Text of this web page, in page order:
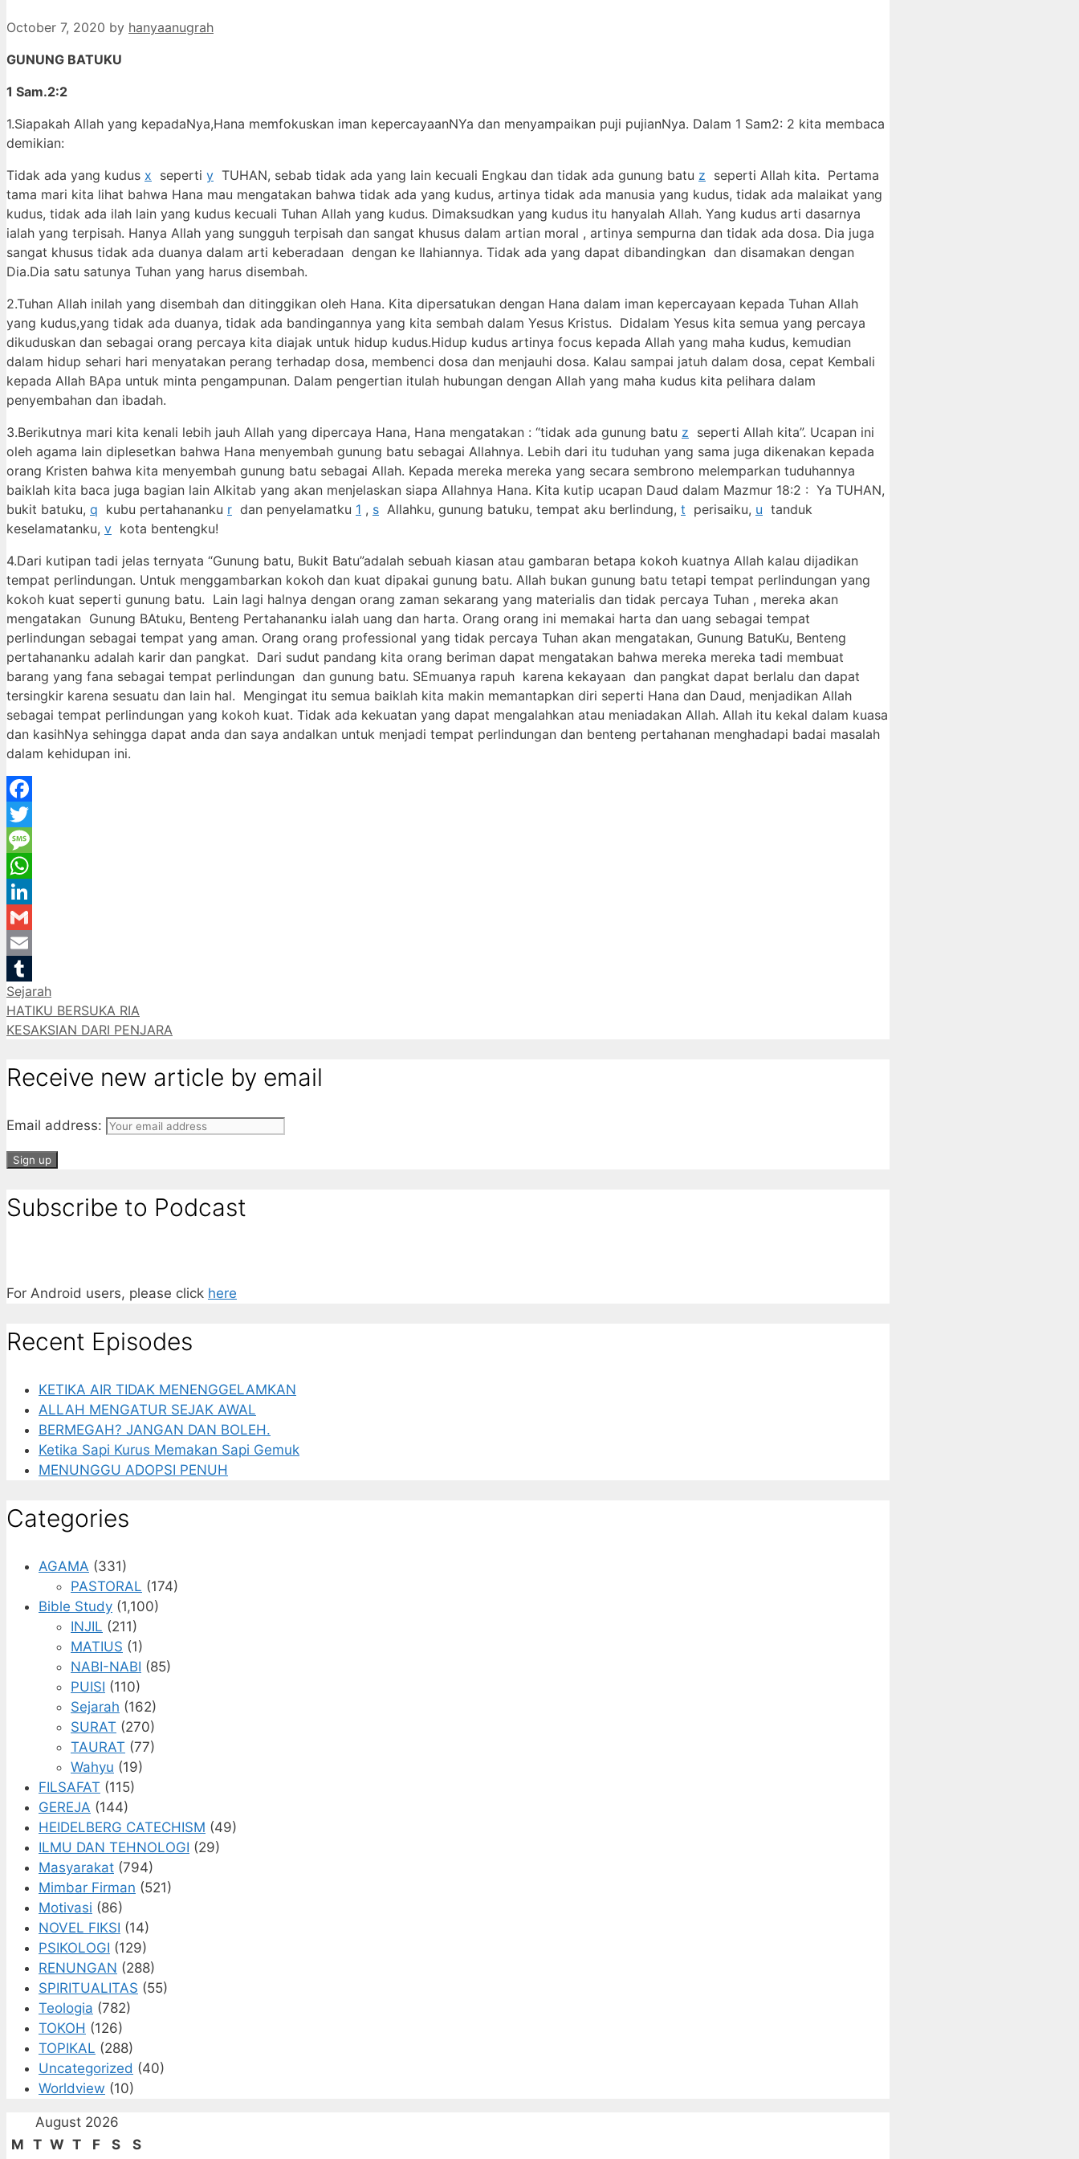
October 7, 2020 by hanyaanugrah
GUNUNG BATUKU
1 Sam.2:2
1.Siapakah Allah yang kepadaNya,Hana memfokuskan iman kepercayaanNYa dan menyampaikan puji pujianNya. Dalam 1 Sam2: 2 kita membaca
demikian:
Tidak ada yang kudus x seperti y TUHAN, sebab tidak ada yang lain kecuali Engkau dan tidak ada gunung batu z seperti Allah kita. Pertama
tama mari kita lihat bahwa Hana mau mengatakan bahwa tidak ada yang kudus, artinya tidak ada manusia yang kudus, tidak ada malaikat yang
kudus, tidak ada ilah lain yang kudus kecuali Tuhan Allah yang kudus. Dimaksudkan yang kudus itu hanyalah Allah. Yang kudus arti dasarnya
ialah yang terpisah. Hanya Allah yang sungguh terpisah dan sangat khusus dalam artian moral , artinya sempurna dan tidak ada dosa. Dia juga
sangat khusus tidak ada duanya dalam arti keberadaan dengan ke Ilahiannya. Tidak ada yang dapat dibandingkan dan disamakan dengan
Dia.Dia satu satunya Tuhan yang harus disembah.
2.Tuhan Allah inilah yang disembah dan ditinggikan oleh Hana. Kita dipersatukan dengan Hana dalam iman kepercayaan kepada Tuhan Allah
yang kudus,yang tidak ada duanya, tidak ada bandingannya yang kita sembah dalam Yesus Kristus. Didalam Yesus kita semua yang percaya
dikuduskan dan sebagai orang percaya kita diajak untuk hidup kudus.Hidup kudus artinya focus kepada Allah yang maha kudus, kemudian
dalam hidup sehari hari menyatakan perang terhadap dosa, membenci dosa dan menjauhi dosa. Kalau sampai jatuh dalam dosa, cepat Kembali
kepada Allah BApa untuk minta pengampunan. Dalam pengertian itulah hubungan dengan Allah yang maha kudus kita pelihara dalam
penyembahan dan ibadah.
3.Berikutnya mari kita kenali lebih jauh Allah yang dipercaya Hana, Hana mengatakan : “tidak ada gunung batu z seperti Allah kita”. Ucapan ini
oleh agama lain diplesetkan bahwa Hana menyembah gunung batu sebagai Allahnya. Lebih dari itu tuduhan yang sama juga dikenakan kepada
orang Kristen bahwa kita menyembah gunung batu sebagai Allah. Kepada mereka mereka yang secara sembrono melemparkan tuduhannya
baiklah kita baca juga bagian lain Alkitab yang akan menjelaskan siapa Allahnya Hana. Kita kutip ucapan Daud dalam Mazmur 18:2 : Ya TUHAN,
bukit batuku, q kubu pertahananku r dan penyelamatku 1 , s Allahku, gunung batuku, tempat aku berlindung, t perisaiku, u tanduk
keselamatanku, v kota bentengku!
4.Dari kutipan tadi jelas ternyata “Gunung batu, Bukit Batu”adalah sebuah kiasan atau gambaran betapa kokoh kuatnya Allah kalau dijadikan
tempat perlindungan. Untuk menggambarkan kokoh dan kuat dipakai gunung batu. Allah bukan gunung batu tetapi tempat perlindungan yang
kokoh kuat seperti gunung batu. Lain lagi halnya dengan orang zaman sekarang yang materialis dan tidak percaya Tuhan , mereka akan
mengatakan Gunung BAtuku, Benteng Pertahananku ialah uang dan harta. Orang orang ini memakai harta dan uang sebagai tempat
perlindungan sebagai tempat yang aman. Orang orang professional yang tidak percaya Tuhan akan mengatakan, Gunung BatuKu, Benteng
pertahananku adalah karir dan pangkat. Dari sudut pandang kita orang beriman dapat mengatakan bahwa mereka mereka tadi membuat
barang yang fana sebagai tempat perlindungan dan gunung batu. SEmuanya rapuh karena kekayaan dan pangkat dapat berlalu dan dapat
tersingkir karena sesuatu dan lain hal. Mengingat itu semua baiklah kita makin memantapkan diri seperti Hana dan Daud, menjadikan Allah
sebagai tempat perlindungan yang kokoh kuat. Tidak ada kekuatan yang dapat mengalahkan atau meniadakan Allah. Allah itu kekal dalam kuasa
dan kasihNya sehingga dapat anda dan saya andalkan untuk menjadi tempat perlindungan dan benteng pertahanan menghadapi badai masalah
dalam kehidupan ini.
Facebook
Twitter
Message
WhatsApp
LinkedIn
Gmail
Email
Tumblr
Categories
Sejarah
HATIKU BERSUKA RIA
KESAKSIAN DARI PENJARA
Receive new article by email
Email address:
Subscribe to Podcast
For Android users, please click here
Recent Episodes
KETIKA AIR TIDAK MENENGGELAMKAN
ALLAH MENGATUR SEJAK AWAL
BERMEGAH? JANGAN DAN BOLEH.
Ketika Sapi Kurus Memakan Sapi Gemuk
MENUNGGU ADOPSI PENUH
Categories
AGAMA (331)
PASTORAL (174)
Bible Study (1,100)
INJIL (211)
MATIUS (1)
NABI-NABI (85)
PUISI (110)
Sejarah (162)
SURAT (270)
TAURAT (77)
Wahyu (19)
FILSAFAT (115)
GEREJA (144)
HEIDELBERG CATECHISM (49)
ILMU DAN TEHNOLOGI (29)
Masyarakat (794)
Mimbar Firman (521)
Motivasi (86)
NOVEL FIKSI (14)
PSIKOLOGI (129)
RENUNGAN (288)
SPIRITUALITAS (55)
Teologia (782)
TOKOH (126)
TOPIKAL (288)
Uncategorized (40)
Worldview (10)
August 2026
M T W T F S S